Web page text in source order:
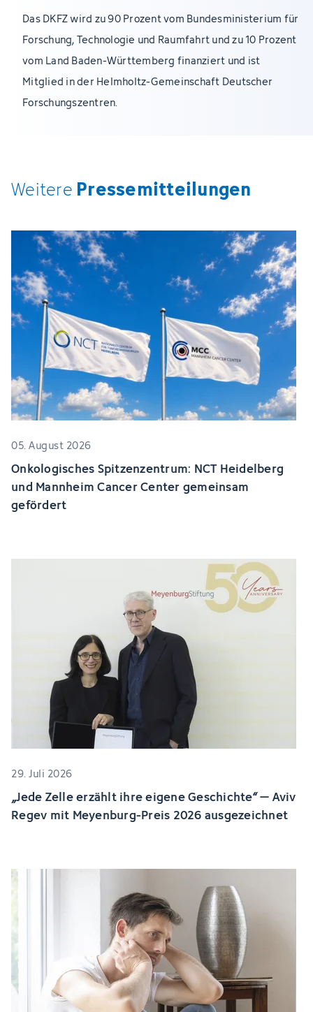
Das DKFZ wird zu 90 Prozent vom Bundesministerium für
Forschung, Technologie und Raumfahrt und zu 10 Prozent
vom Land Baden-Württemberg finanziert und ist
Mitglied in der Helmholtz-Gemeinschaft Deutscher
Forschungszentren.
Weitere Pressemitteilungen
05. August 2026
Onkologisches Spitzenzentrum: NCT Heidelberg
und Mannheim Cancer Center gemeinsam
gefördert
29. Juli 2026
„Jede Zelle erzählt ihre eigene Geschichte“ – Aviv
Regev mit Meyenburg-Preis 2026 ausgezeichnet